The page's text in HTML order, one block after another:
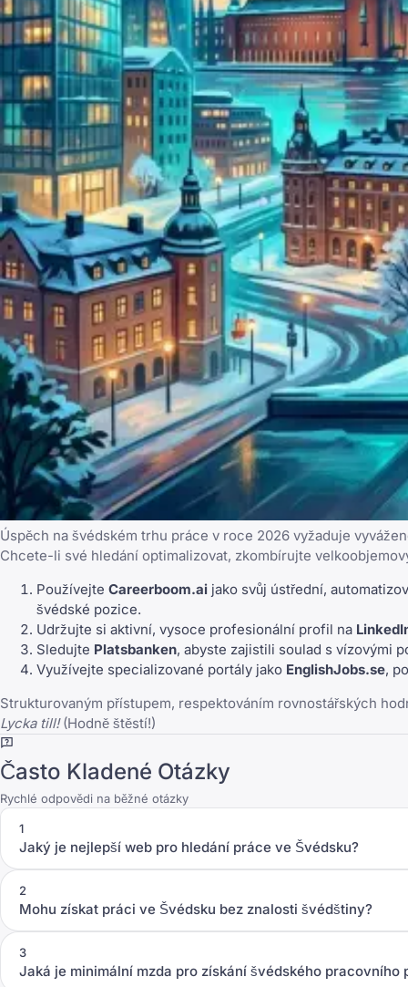
Úspěch na švédském trhu práce v roce 2026 vyžaduje
Chcete-li své hledání optimalizovat, zkombírujte
Používejte Careerboom.ai jako svůj ústřední,
švédské pozice.
Udržujte si aktivní, vysoce profesionální profil na
Sledujte Platsbanken, abyste zajistili soulad s vízovými
Využívejte specializované portály jako EnglishJobs.se,
Strukturovaným přístupem, respektováním rovnostářských
Lycka till!(Hodně štěstí!)
Často Kladené Otázky
Rychlé odpovědi na běžné otázky
1
Jaký je nejlepší web pro hledání práce ve Švédsku?
2
Mohu získat práci ve Švédsku bez znalosti švédštiny?
3
Jaká je minimální mzda pro získání švédského pracovního